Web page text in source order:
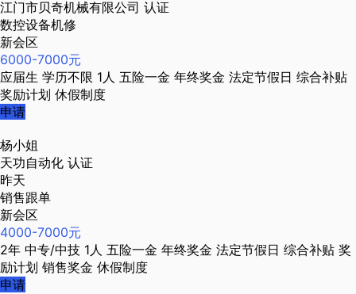
江门市贝奇机械有限公司 认证
数控设备机修
新会区
6000-7000元
应届生 学历不限 1人 五险一金 年终奖金 法定节假日 综合补贴
奖励计划 休假制度
申请
杨小姐
天功自动化 认证
昨天
销售跟单
新会区
4000-7000元
2年 中专/中技 1人 五险一金 年终奖金 法定节假日 综合补贴 奖
励计划 销售奖金 休假制度
申请